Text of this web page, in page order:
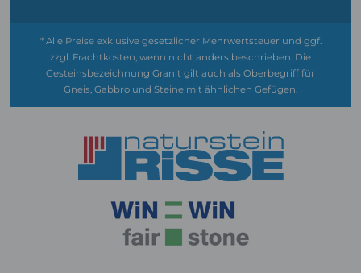
* Alle Preise exklusive gesetzlicher Mehrwertsteuer und ggf.
zzgl. Frachtkosten, wenn nicht anders beschrieben. Die
Gesteinsbezeichnung Granit gilt auch als Oberbegriff für
Gneis, Gabbro und Steine mit ähnlichen Gefügen.